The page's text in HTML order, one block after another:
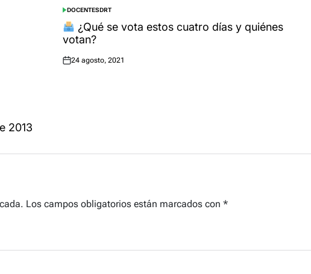
POSTED
IN
DOCENTESDRT
¿Qué se vota estos cuatro días y quiénes
votan?
Posted
24 agosto, 2021
2013
Los campos obligatorios están marcados con *